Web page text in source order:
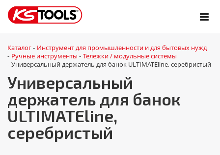
Каталог - Инструмент для промышленности и для бытовых нужд
- Ручные инструменты - Тележки / модульные системы
- Универсальный держатель для банок ULTIMATEline, серебристый
Универсальный
держатель для банок
ULTIMATEline,
серебристый